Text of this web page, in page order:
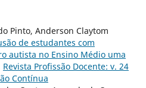
Pinto, Anderson Claytom
de estudantes com
autista no Ensino Médio uma
Revista Profissão Docente: v. 24
Contínua